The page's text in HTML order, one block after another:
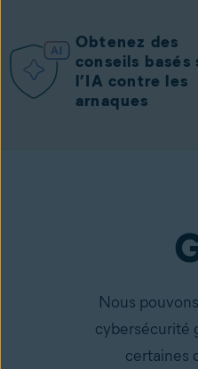
Obtenez des
conseils basés
l’IA contre les
arnaques
Nous
cybersécurité
certaines